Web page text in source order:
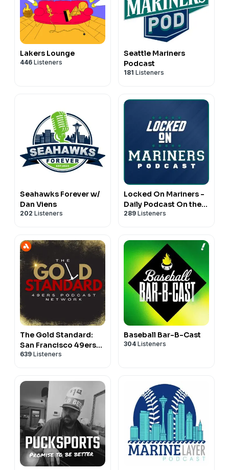
Lakers Lounge
446 Listeners
Seattle Mariners
Podcast
181 Listeners
Seahawks Forever w/
Dan Viens
202 Listeners
Locked On Mariners -
Daily Podcast On the
Seattle Mariners
289 Listeners
The Gold Standard:
San Francisco 49ers
Podcast Network
639 Listeners
Baseball Bar-B-Cast
304 Listeners